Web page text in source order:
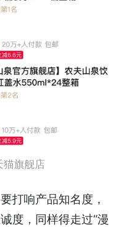
猫旗舰店
打响产品知名度，
度，同样得走过“漫